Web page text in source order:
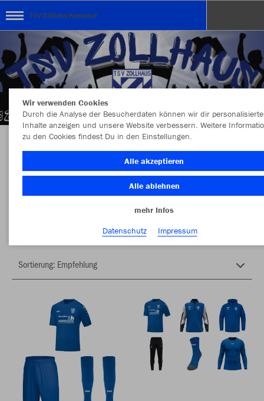
TSV Zollhaus Kamsdorf
Herzlich Willkommen im Teamshop TSV
Zollhaus Kamsdorf
Wir verwenden Cookies
Durch die Analyse der Besucherdaten können wir dir personalisierte
Inhalte anzeigen und unsere Website verbessern. Weitere
zu den Cookies findest Du in den Einstellungen.
Alle akzeptieren
Alle ablehnen
mehr Infos
Datenschutz
Impressum